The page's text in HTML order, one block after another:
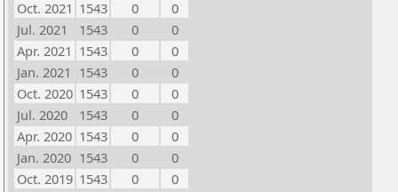
Oct. 2021 1543 0
0
Jul. 2021
1543 0
0
Apr. 2021 1543 0
0
Jan. 2021 1543 0
0
Oct. 2020 1543 0
0
Jul. 2020
1543 0
0
Apr. 2020 1543 0
0
Jan. 2020 1543 0
0
Oct. 2019 1543 0
0